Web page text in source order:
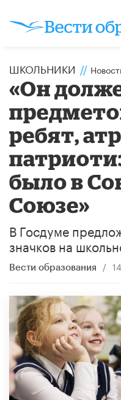
ШКОЛЬНИКИ //
«Он
ребят,
было в
Союзе»
В Госдуме
значков на
Вести образования /